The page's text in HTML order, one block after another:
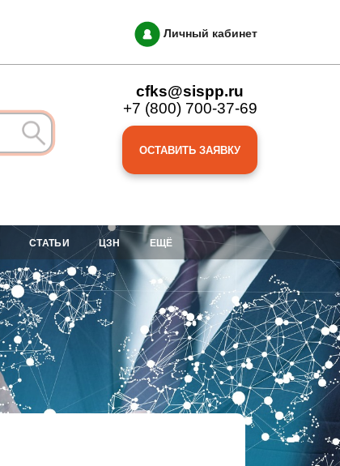
Личный кабинет
cfks@sispp.ru
+7 (800) 700-37-69
ОСТАВИТЬ ЗАЯВКУ
СТАТЬИ ЦЗН ЕЩЁ